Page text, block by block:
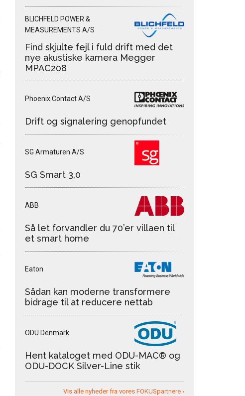
BLICHFELD POWER &
MEASUREMENTS A/S
Find skjulte fejl i fuld drift med det
nye akustiske kamera Megger
MPAC208
Phoenix Contact A/S
Drift og signalering genopfundet
SG Armaturen A/S
SG Smart 3,0
ABB
Så let forvandler du 70’er villaen til
et smart home
Eaton
Sådan kan moderne transformere
bidrage til at reducere nettab
ODU Denmark
Hent kataloget med ODU-MAC® og
ODU-DOCK Silver-Line stik
Vis alle nyheder fra vores FOKUSpartnere ›